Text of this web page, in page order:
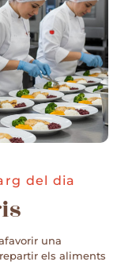
del dia
una
els aliments